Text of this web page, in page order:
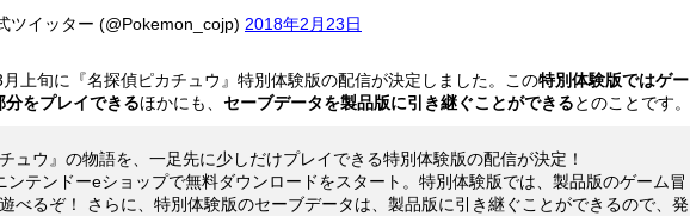
ツイッター (@Pokemon_cojp) 2018年2月23日
月上旬に『名探偵ピカチュウ』特別体験版の配信が決定しました。この特別体験版ではゲー
分をプレイできるほかにも、 セーブデータを製品版に引き継ぐことができるとのことです。
チュウ』の物語を、一足先に少しだけプレイできる特別体験版の配信が決定！
ンテンドーeショップで無料ダウンロードをスタート。特別体験版では、製品版のゲーム冒
べるぞ！ さらに、特別体験版のセーブデータは、製品版に引き継ぐことができるので、発